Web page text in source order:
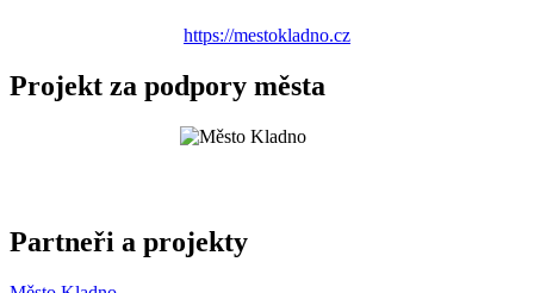
https://mestokladno.cz
Projekt za podpory města
Partneři a projekty